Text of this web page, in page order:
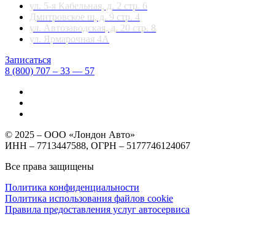
ул. 5-я Кабельная, д. 2 стр. 6
Дмитровское ш, д. 9 стр. 4
ул. Автозаводская, д. 20 стр. 8
ул. Ярмарочная 4А
Записаться
8 (800) 707 – 33 — 57
© 2025 – ООО «Лондон Авто»
ИНН – 7713447588, ОГРН – 5177746124067
Все права защищены
Политика конфиденциальности
Политика использования файлов cookie
Правила предоставления услуг автосервиса